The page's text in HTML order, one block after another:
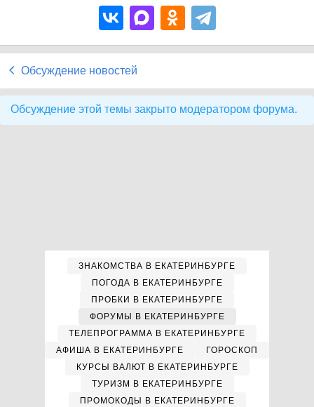
Обсуждение новостей
Обсуждение этой темы закрыто модератором форума.
ЗНАКОМСТВА В ЕКАТЕРИНБУРГЕ
ПОГОДА В ЕКАТЕРИНБУРГЕ
ПРОБКИ В ЕКАТЕРИНБУРГЕ
ФОРУМЫ В ЕКАТЕРИНБУРГЕ
ТЕЛЕПРОГРАММА В ЕКАТЕРИНБУРГЕ
АФИША В ЕКАТЕРИНБУРГЕ
ГОРОСКОП
КУРСЫ ВАЛЮТ В ЕКАТЕРИНБУРГЕ
ТУРИЗМ В ЕКАТЕРИНБУРГЕ
ПРОМОКОДЫ В ЕКАТЕРИНБУРГЕ